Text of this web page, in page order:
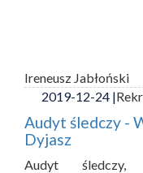
Ireneusz Jabłoński
2019-12-24 |
Audyt śledczy -
Dyjasz
Audyt śledczy,